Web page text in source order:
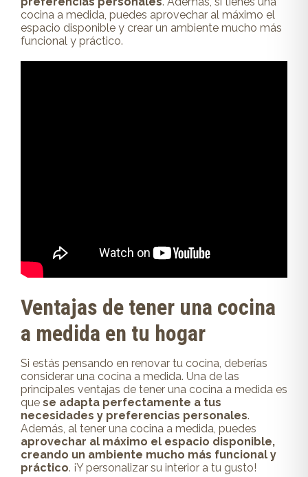
cocina a medida, puedes aprovechar al máximo el
espacio disponible y crear un ambiente mucho más
funcional y práctico.
Ventajas de tener una cocina
a medida en tu hogar
Si estás pensando en renovar tu cocina, deberías
considerar una cocina a medida. Una de las
principales ventajas de tener una cocina a medida es
que se adapta perfectamente a tus
necesidades y preferencias personales.
Además, al tener una cocina a medida, puedes
aprovechar al máximo el espacio disponible,
creando un ambiente mucho más funcional y
práctico. ¡Y personalizar su interior a tu gusto!